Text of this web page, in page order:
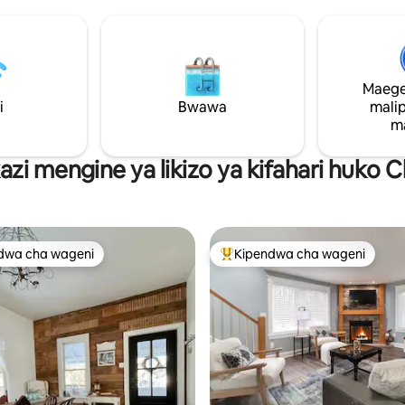
ndogo iliyo na michezo
mapema. Mwonekano mzuri
shamba kubwa, mazingira ya
yatashangaza.
watu wazima, shimo la moto na
propani. Inafaa kwa mbwa na
hadi watu wazima 4 — anasa
inasubiri! Ikiwa imewekewa
angalia nyumba ya dada yetu,
Bwawa
mengine ya likizo ya kifahari huko
maarufu cha wageni
cha wageni Kipendwa maarufu cha wageni
Kipendwa cha wageni